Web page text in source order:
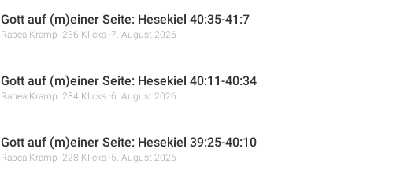
Gott auf (m)einer Seite: Hesekiel 40:35-41:7
Rabea Kramp 236 Klicks 7. August 2026
Gott auf (m)einer Seite: Hesekiel 40:11-40:34
Rabea Kramp 284 Klicks 6. August 2026
Gott auf (m)einer Seite: Hesekiel 39:25-40:10
Rabea Kramp 228 Klicks 5. August 2026